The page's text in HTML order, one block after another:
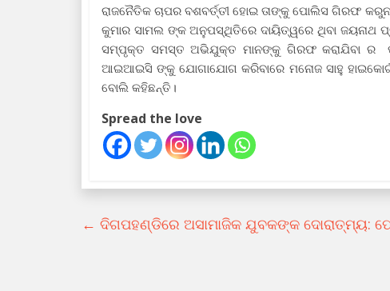
ରାଜନୈତିକ ଚାପର ବଶବର୍ତ୍ତୀ ହୋଇ ତାଙ୍କୁ ପୋଲିସ ଗିରଫ
କୁମାର ସାମଲ ଙ୍କ ଅନୁପସ୍ଥିତିରେ ଦାୟିତ୍ୱରେ ଥିବା ଜୟନାଥ
ସମ୍ପୃକ୍ତ ସମସ୍ତ ଅଭିଯୁକ୍ତ ମାନଙ୍କୁ ଗିରଫ କରାଯିବା ର
ଆଇଆଇସି ଙ୍କୁ ଯୋଗାଯୋଗ କରିବାରେ ମନୋଜ ସାହୁ
ବୋଲି କହିଛନ୍ତି।
Spread the love
← ଦିଗପହଣ୍ଡିରେ ଅସାମାଜିକ ଯୁବକଙ୍କ ଦୋରାତ୍ମ୍ୟ: